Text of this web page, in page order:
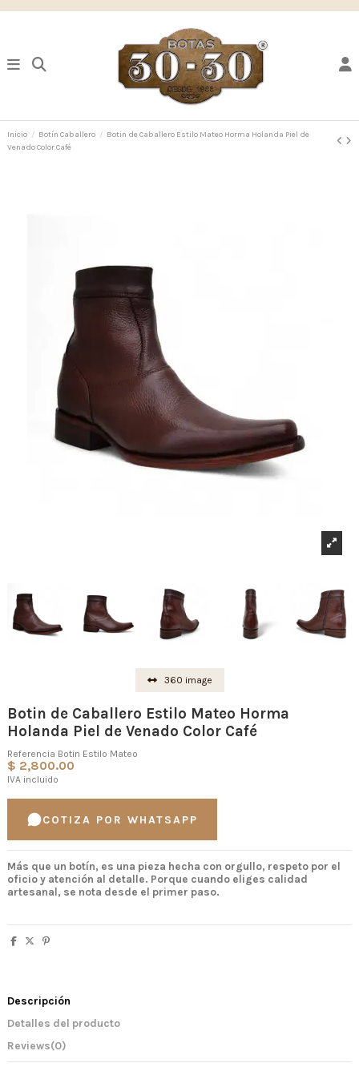
Inicio Botín Caballero
Botin de Caballero Estilo Mateo Horma Holanda Piel de
Venado Color Café
360 image
Botin de Caballero Estilo Mateo Horma
Holanda Piel de Venado Color Café
Referencia Botin Estilo Mateo
$ 2,800.00
IVA incluido
COTIZA POR WHATSAPP
Más que un botín, es una pieza hecha con orgullo, respeto por el
oficio y atención al detalle. Porque cuando eliges calidad
artesanal, se nota desde el primer paso.
Descripción
Detalles del producto
Reviews(0)